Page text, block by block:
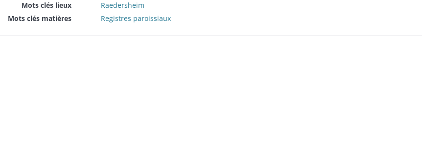
Mots clés lieux
Raedersheim
Mots clés matières
Registres paroissiaux